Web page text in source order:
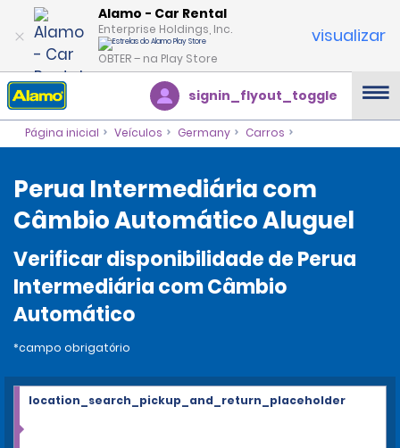
Alamo - Car Rental
Enterprise Holdings, Inc.
OBTER – na Play Store
visualizar
signin_flyout_toggle
Página inicial Veículos Germany Carros
Perua Intermediária com
Câmbio Automático Aluguel
Verificar disponibilidade de Perua
Intermediária com Câmbio
Automático
*campo obrigatório
location_search_pickup_and_return_placeholder